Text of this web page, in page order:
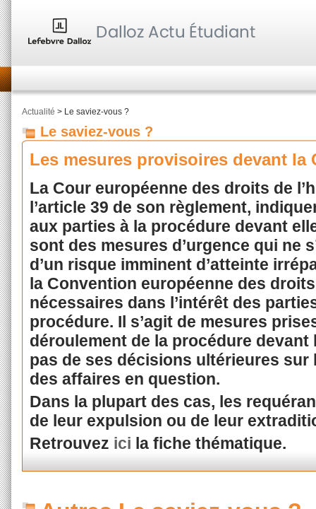
Actualité > Le saviez-vous ?
Le saviez-vous ?
Les mesures provisoires devant la
La Cour européenne des droits de
l’article 39 de son règlement,
aux parties à la procédure devant
sont des mesures d’urgence qui ne
d’un risque imminent d’atteinte
la Convention européenne des
nécessaires dans l’intérêt des
procédure. Il s’agit de mesures
déroulement de la procédure
pas de ses décisions ultérieures
des affaires en question.
Dans la plupart des cas, les
de leur expulsion ou de leur
Retrouvez ici la fiche thématique.